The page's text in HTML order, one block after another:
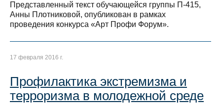
Представленный текст обучающейся группы П-415,
Анны Плотниковой, опубликован в рамках
проведения конкурса «Арт Профи Форум».
17 февраля 2016 г.
Профилактика экстремизма и
терроризма в молодежной среде